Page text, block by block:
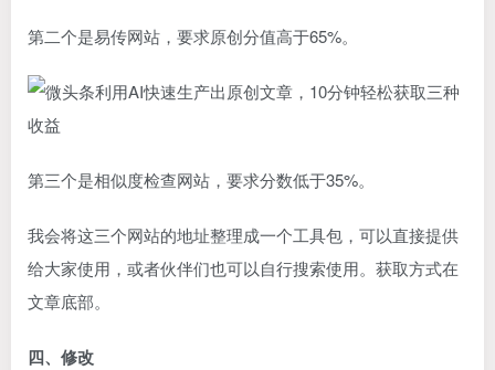
第二个是易传网站，要求原创分值高于65%。
第三个是相似度检查网站，要求分数低于35%。
我会将这三个网站的地址整理成一个工具包，可以直接提供
给大家使用，或者伙伴们也可以自行搜索使用。获取方式在
文章底部。
四、修改